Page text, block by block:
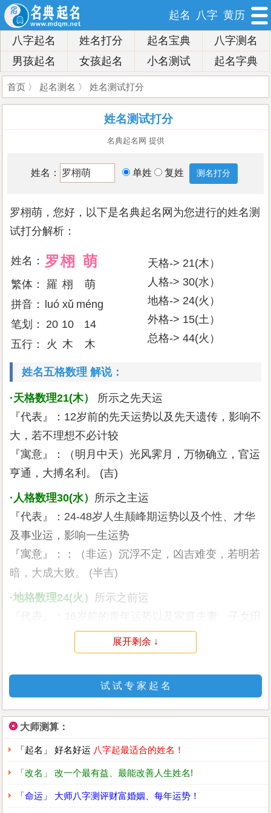
起名 八字 黄历
八字起名 姓名打分 起名宝典
八字测名
男孩起名
女孩起名 小名测试 起名字典
首页 〉 起名测名 〉 姓名测试打分
姓名测试打分
名典起名网 提供
姓名： 单姓 复姓
罗栩萌，您好，以下是名典起名网为您进行的姓名测
试打分解析：
姓名： 罗栩 萌
繁体： 羅 栩
萌
拼音：
luó xǔ méng
笔划：
20 10
14
五行：
火 木 木
天格-> 21(木）
人格-> 30(水）
地格-> 24(火）
外格-> 15(土）
总格-> 44(火）
姓名五格数理 解说：
·天格数理21(木）
所示之先天运
『代表』：12岁前的先天运势以及先天遗传，影响不
大，若不理想不必计较
『寓意』：（明月中天）光风霁月，万物确立，官运
亨通，大搏名利。 (吉)
·人格数理30(水） 所示之主运
『代表』：24-48岁人生颠峰期运势以及个性、才华
及事业运，影响一生运势
『寓意』：：（非运）沉浮不定，凶吉难变，若明若
暗，大成大败。 (半吉)
·地格数理24(火） 所示之前运
宅，影响基础运
『寓意』：（掘藏得金）家门余庆，金钱丰盈，白手
成家，财源广进。 (吉)
·外格数理15(土）所示之副运
『代表』：36-48岁的中年运势以及社交、朋友、工
作环境等，影响后天的机遇
『寓意』：（福寿）福寿圆满，富贵荣誉，涵养雅
量，德高望重。 (吉)
·总格数理44(火）所示之后运
展开剩余 ↓
试 试 专 家 起 名
❂ 大师测算：
「起名」 好名好运 八字起最适合的姓名！
「改名」 改一个最有益、最能改善人生姓名!
「命运」 大师八字测评财富婚姻、每年运势！